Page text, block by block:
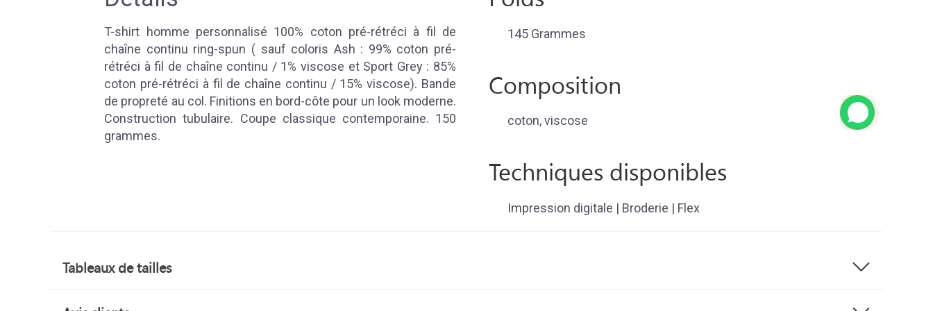
T-shirt homme personnalisé 100% coton pré-rétréci à fil de
chaîne continu ring-spun ( sauf coloris Ash : 99% coton pré-
rétréci à fil de chaîne continu / 1% viscose et Sport Grey : 85%
coton pré-rétréci à fil de chaîne continu / 15% viscose). Bande
de propreté au col. Finitions en bord-côte pour un look moderne.
Construction tubulaire. Coupe classique contemporaine. 150
grammes.
145 Grammes
Composition
coton, viscose
Techniques disponibles
Impression digitale | Broderie | Flex
Tableaux de tailles